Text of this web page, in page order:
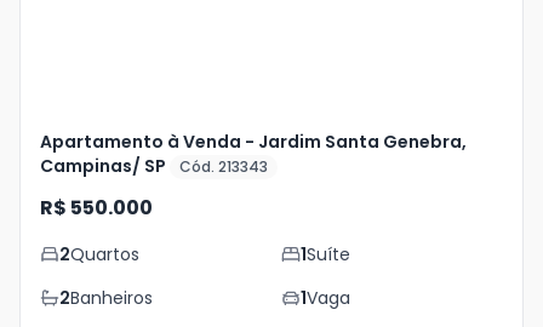
Apartamento à Venda - Jardim Santa Genebra,
Campinas/ SP
Cód. 213343
R$ 550.000
2Quartos 1Suíte
2Banheiros 1Vaga